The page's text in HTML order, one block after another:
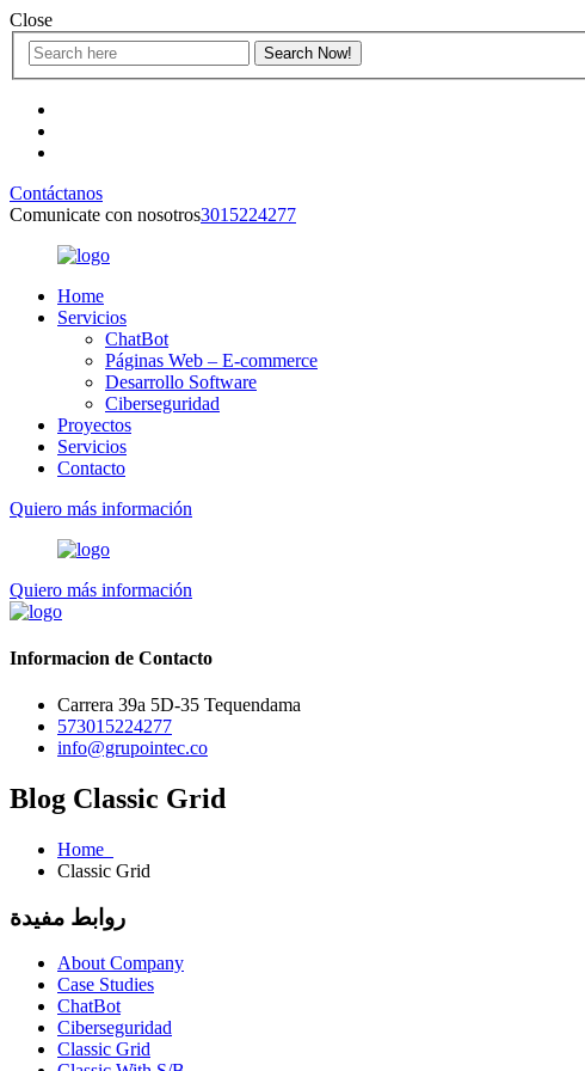
Close
Contáctanos
Comunicate con nosotros3015224277
Home
Servicios
ChatBot
Páginas Web – E-commerce
Desarrollo Software
Ciberseguridad
Proyectos
Servicios
Contacto
Quiero más información
Quiero más información
Informacion de Contacto
Carrera 39a 5D-35 Tequendama
573015224277
info@grupointec.co
Blog Classic Grid
Home
Classic Grid
روابط مفيدة
About Company
Case Studies
ChatBot
Ciberseguridad
Classic Grid